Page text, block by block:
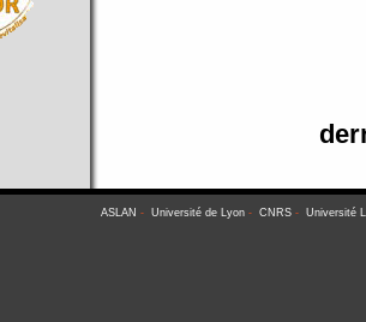
ASLAN - Université de Lyon- CNRS- Université